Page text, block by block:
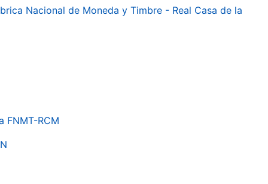
Nacional de Moneda y Timbre - Real Casa de la
FNMT-RCM